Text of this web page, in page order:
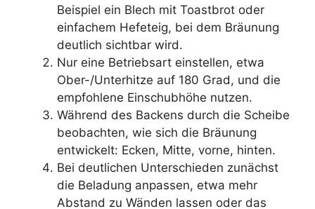
Beispiel ein Blech mit Toastbrot oder
einfachem Hefeteig, bei dem Bräunung
deutlich sichtbar wird.
Nur eine Betriebsart einstellen, etwa
Ober-/Unterhitze auf 180 Grad, und die
empfohlene Einschubhöhe nutzen.
Während des Backens durch die Scheibe
beobachten, wie sich die Bräunung
entwickelt: Ecken, Mitte, vorne, hinten.
Bei deutlichen Unterschieden zunächst
die Beladung anpassen, etwa mehr
Abstand zu Wänden lassen oder das